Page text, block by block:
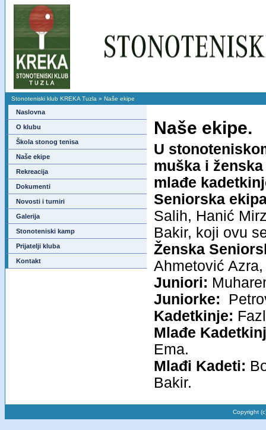
Stonoteniski klub KREKA Tuzla » Naše ekipe
Naslovna
O klubu
Škola stonog tenisa
Naše ekipe
Rekreacija
Dokumenti
Novosti i turniri
Galerija
Stonoteniski kamp
Prijatelji kluba
Kontakt
Naše ekipe.
U
muška i
mlađe
Seniorska
Salih, Hanić
Bakir, koji ovu
Ženska S
Ahmetović
Juniori:
Juniorke:
Kadetkinje:
Mlađe
Ema.
Mlađi Kadeti:
Bakir.
Copyright